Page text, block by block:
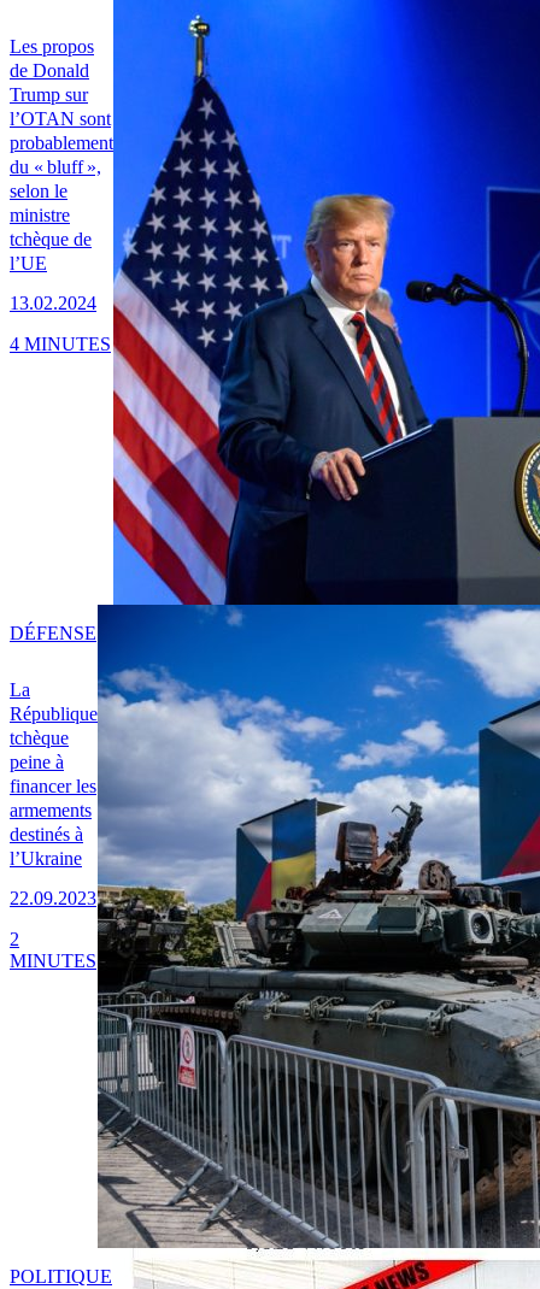
Les propos
de Donald
Trump sur
l’OTAN sont
probablement
du « bluff »,
selon le
ministre
tchèque de
l’UE
13.02.2024
4 MINUTES
La
République
tchèque
peine à
financer les
armements
destinés à
l’Ukraine
22.09.2023
DÉFENSE
2
MINUTES
POLITIQUE